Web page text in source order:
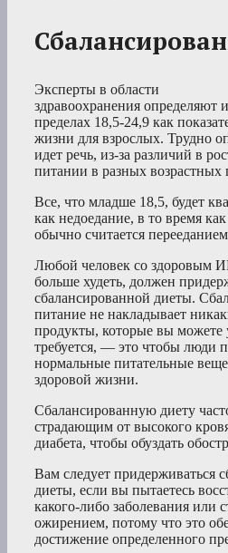
Эксперты в области
здравоохранения определяют
пределах 18,5-24,9 как
жизни для взрослых. Трудно
идет речь, из-за различий в
питании в разных возрастных
Все, что младше 18,5, будет
как недоедание, в то время
обычно считается
Любой человек со здоровым
больше худеть, должен
сбалансированной диеты.
питание не накладывает
продукты, которые вы можете
требуется, — это чтобы люди
нормальные питательные
здоровой жизни.
Сбалансированную диету
страдающим от высокого
диабета, чтобы обуздать
Вам следует придерживаться
диеты, если вы пытаетесь
какого-либо заболевания или
ожирением, потому что это
достижение определенного